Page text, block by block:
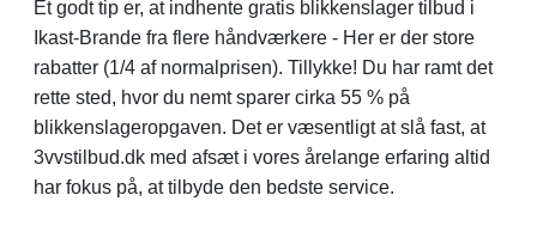
Et godt tip er, at indhente gratis blikkenslager tilbud i
Ikast-Brande fra flere håndværkere - Her er der store
rabatter (1/4 af normalprisen). Tillykke! Du har ramt det
rette sted, hvor du nemt sparer cirka 55 % på
blikkenslageropgaven. Det er væsentligt at slå fast, at
3vvstilbud.dk med afsæt i vores årelange erfaring altid
har fokus på, at tilbyde den bedste service.